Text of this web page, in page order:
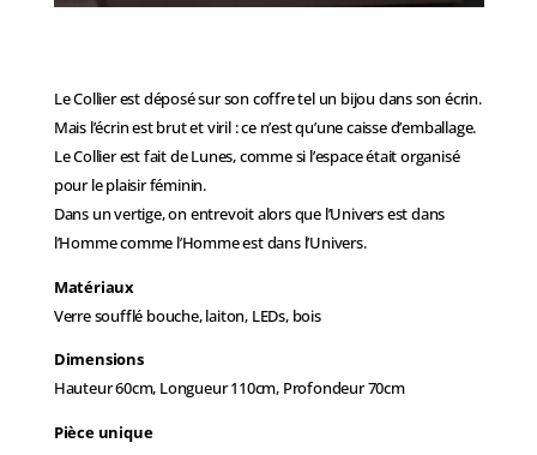
Le Collier est déposé sur son coffre tel un bijou dans son écrin.
Mais l’écrin est brut et viril : ce n’est qu’une caisse d’emballage.
Le Collier est fait de Lunes, comme si l’espace était organisé
pour le plaisir féminin.
Dans un vertige, on entrevoit alors que l’Univers est dans
l’Homme comme l’Homme est dans l’Univers.
Matériaux
Verre soufflé bouche, laiton, LEDs, bois
Dimensions
Hauteur 60cm, Longueur 110cm, Profondeur 70cm
Pièce unique